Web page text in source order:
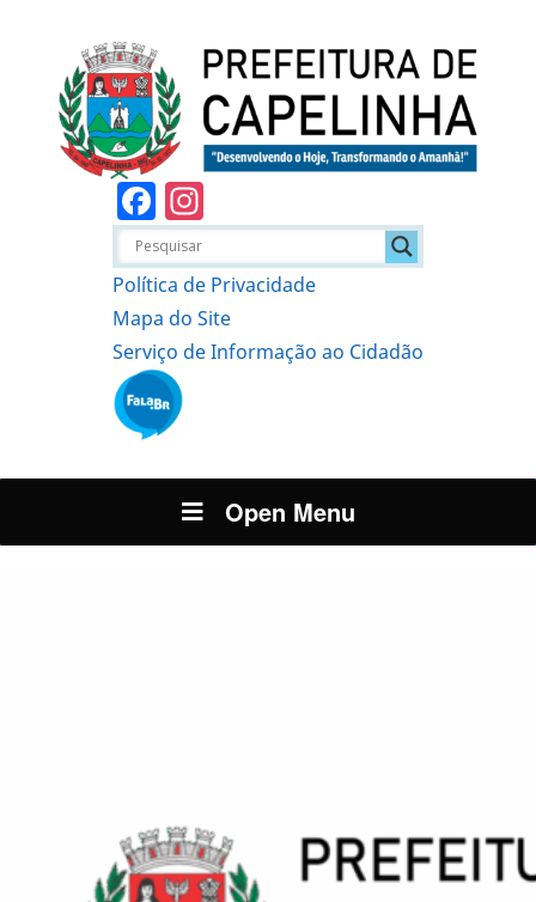
Facebook
Política de Privacidade
Mapa do Site
Serviço de Informação ao Cidadão
Open Menu